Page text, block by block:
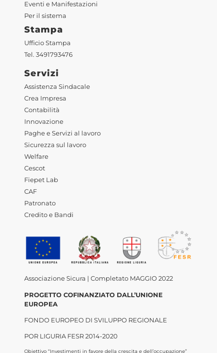
Eventi e Manifestazioni
Per il sistema
Stampa
Ufficio Stampa
Tel. 3491793476
Servizi
Assistenza Sindacale
Crea Impresa
Contabilità
Innovazione
Paghe e Servizi al lavoro
Sicurezza sul lavoro
Welfare
Cescot
Fiepet Lab
CAF
Patronato
Credito e Bandi
Associazione Sicura | Completato MAGGIO 2022
PROGETTO COFINANZIATO DALL’UNIONE
EUROPEA
FONDO EUROPEO DI SVILUPPO REGIONALE
POR LIGURIA FESR 2014-2020
Obiettivo “Investimenti in favore della crescita e dell’occupazione”